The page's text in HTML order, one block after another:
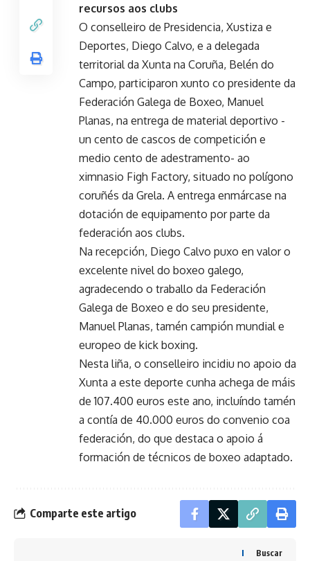
recursos aos clubs
O conselleiro de Presidencia, Xustiza e
Deportes, Diego Calvo, e a delegada
territorial da Xunta na Coruña, Belén do
Campo, participaron xunto co presidente da
Federación Galega de Boxeo, Manuel
Planas, na entrega de material deportivo -
un cento de cascos de competición e
medio cento de adestramento- ao
ximnasio Figh Factory, situado no polígono
coruñés da Grela. A entrega enmárcase na
dotación de equipamento por parte da
federación aos clubs.
Na recepción, Diego Calvo puxo en valor o
excelente nivel do boxeo galego,
agradecendo o traballo da Federación
Galega de Boxeo e do seu presidente,
Manuel Planas, tamén campión mundial e
europeo de kick boxing.
Nesta liña, o conselleiro incidiu no apoio da
Xunta a este deporte cunha achega de máis
de 107.400 euros este ano, incluíndo tamén
a contía de 40.000 euros do convenio coa
federación, do que destaca o apoio á
formación de técnicos de boxeo adaptado.
Comparte este artigo
Buscar